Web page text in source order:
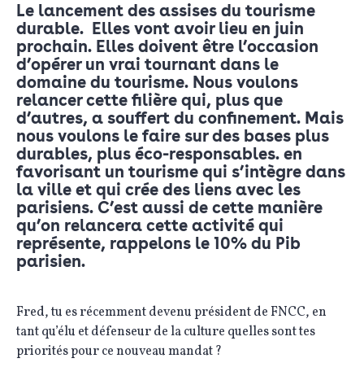
Le lancement des assises du tourisme
durable. Elles vont avoir lieu en juin
prochain. Elles doivent être l’occasion
d’opérer un vrai tournant dans le
domaine du tourisme. Nous voulons
relancer cette filière qui, plus que
d’autres, a souffert du confinement. Mais
nous voulons le faire sur des bases plus
durables, plus éco-responsables. en
favorisant un tourisme qui s’intègre dans
la ville et qui crée des liens avec les
parisiens. C’est aussi de cette manière
qu’on relancera cette activité qui
représente, rappelons le 10% du Pib
parisien.
Fred, tu es récemment devenu président de FNCC, en
tant qu’élu et défenseur de la culture quelles sont tes
priorités pour ce nouveau mandat ?